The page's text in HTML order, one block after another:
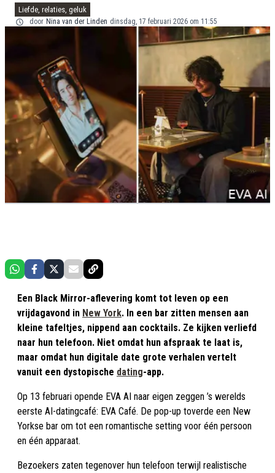
Liefde, relaties, geluk
door Nina van der Linden dinsdag, 17 februari 2026 om 11:55
Een Black Mirror-aflevering komt tot leven op een
vrijdagavond in New York. In een bar zitten mensen aan
kleine tafeltjes, nippend aan cocktails. Ze kijken verliefd
naar hun telefoon. Niet omdat hun afspraak te laat is,
maar omdat hun digitale date grote verhalen vertelt
vanuit een dystopische dating-app.
Op 13 februari opende EVA AI naar eigen zeggen ’s werelds
eerste AI-datingcafé: EVA Café. De pop-up toverde een New
Yorkse bar om tot een romantische setting voor één persoon
en één apparaat.
Bezoekers zaten tegenover hun telefoon terwijl realistische